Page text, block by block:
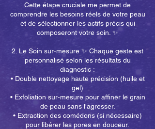
Cette étape cruciale me permet de
comprendre les besoins réels de votre peau
et de sélectionner les actifs précis qui
composeront votre soin. ✨
2. Le Soin sur-mesure ✨ Chaque geste est
personnalisé selon les résultats du
diagnostic :
• Double nettoyage haute précision (huile et
gel)
• Exfoliation sur-mesure pour affiner le grain
de peau sans l'agresser.
• Extraction des comédons (si nécessaire)
pour libérer les pores en douceur.